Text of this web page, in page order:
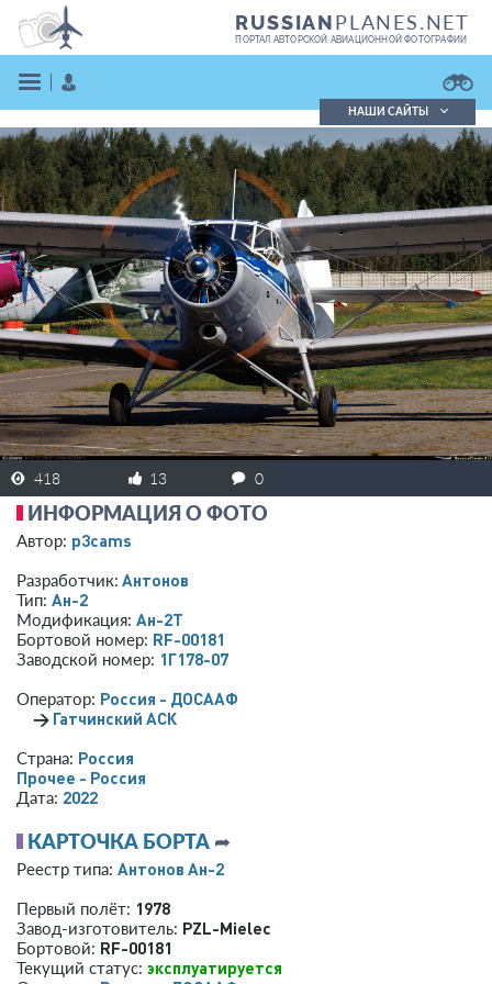
RUSSIANPLANES.NET
ПОРТАЛ АВТОРСКОЙ АВИАЦИОННОЙ ФОТОГРАФИИ
ВОЙТИ
ЗАРЕГИСТРИРОВАТЬСЯ
Поиск фотографий
Поиск в реестре
Кратко
Подробно
НАШИ САЙТЫ
418 13 0
ИНФОРМАЦИЯ О ФОТО
Автор: p3cams
Разработчик: Антонов
Тип: Ан-2
Модификация: Ан-2Т
Бортовой номер: RF-00181
Заводской номер: 1Г178-07
Оператор: Россия - ДОСААФ
→ Гатчинский АСК
Страна: Россия
Прочее - Россия
Дата: 2022
КАРТОЧКА БОРТА ➦
Реестр типа: Антонов Ан-2
Первый полёт: 1978
Завод-изготовитель: PZL-Mielec
Бортовой: RF-00181
Текущий статус: эксплуатируется